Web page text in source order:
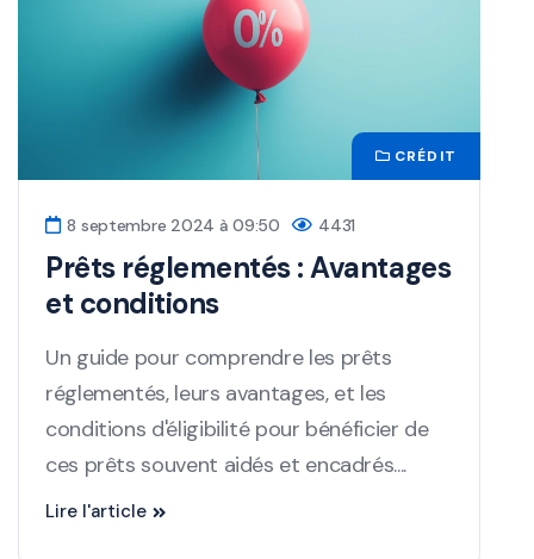
CRÉDIT
8 septembre 2024 à 09:50 4431
Prêts réglementés : Avantages
et conditions
Un guide pour comprendre les prêts
réglementés, leurs avantages, et les
conditions d'éligibilité pour bénéficier de
ces prêts souvent aidés et encadrés....
Lire l'article